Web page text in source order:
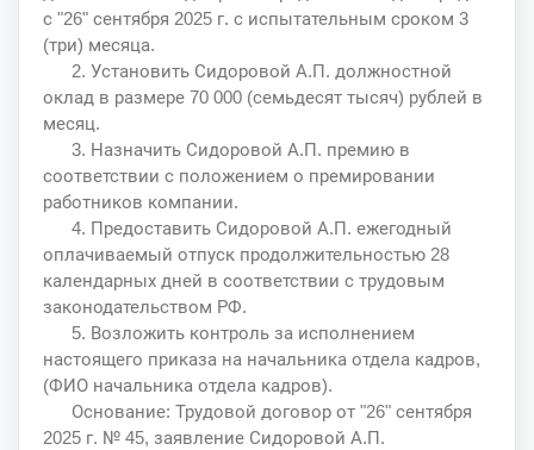
с "26" сентября 2025 г. с испытательным сроком 3
(три) месяца.
2. Установить Сидоровой А.П. должностной
оклад в размере 70 000 (семьдесят тысяч) рублей в
месяц.
3. Назначить Сидоровой А.П. премию в
соответствии с положением о премировании
работников компании.
4. Предоставить Сидоровой А.П. ежегодный
оплачиваемый отпуск продолжительностью 28
календарных дней в соответствии с трудовым
законодательством РФ.
5. Возложить контроль за исполнением
настоящего приказа на начальника отдела кадров,
(ФИО начальника отдела кадров).
Основание: Трудовой договор от "26" сентября
2025 г. № 45, заявление Сидоровой А.П.